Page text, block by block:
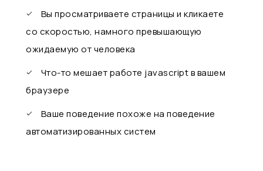
Вы просматриваете страницы и кликаете
со скоростью, намного превышающую
ожидаемую от человека
Что-то мешает работе javascript в вашем
браузере
Ваше поведение похоже на поведение
автоматизированных систем